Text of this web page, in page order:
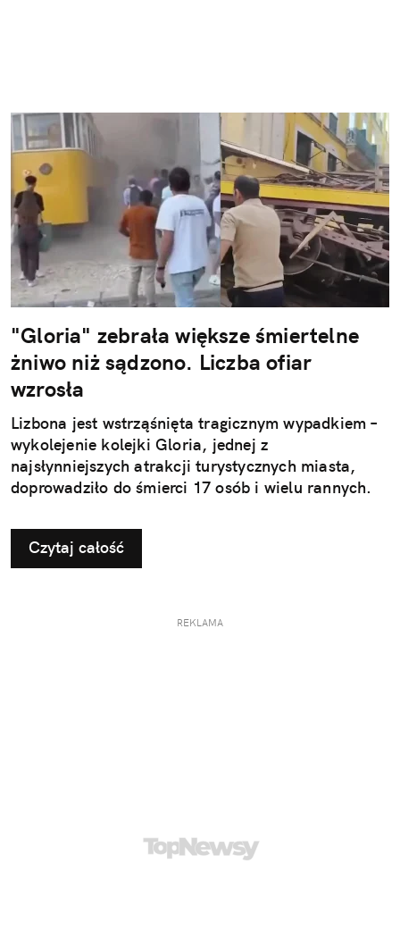
"Gloria" zebrała większe śmiertelne
żniwo niż sądzono. Liczba ofiar
wzrosła
Lizbona jest wstrząśnięta tragicznym wypadkiem –
wykolejenie kolejki Gloria, jednej z
najsłynniejszych atrakcji turystycznych miasta,
doprowadziło do śmierci 17 osób i wielu rannych.
Czytaj całość
REKLAMA